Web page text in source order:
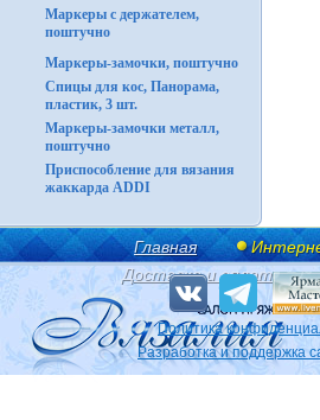
Маркеры с держателем,
поштучно
Маркеры-замочки, поштучно
Спицы для кос, Панорама,
пластик, 3 шт.
Маркеры-замочки металл,
поштучно
Приспособление для вязания
жаккарда ADDI
Главная
Доставка и оплата
Политика
Разработка и поддержка